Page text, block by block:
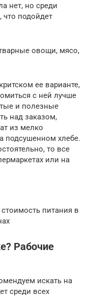
нет, но среди
подойдет
овощи, мясо,
ее варианте,
с ней лучше
и полезные
над заказом,
из мелко
подсушенном хлебе.
то все
или на
питания в
Рабочие
искать на
среди всех